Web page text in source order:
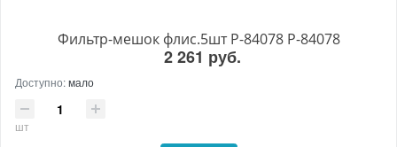
Фильтр-мешок флис.5шт P-84078 P-84078
2 261 руб.
Доступно:мало
шт